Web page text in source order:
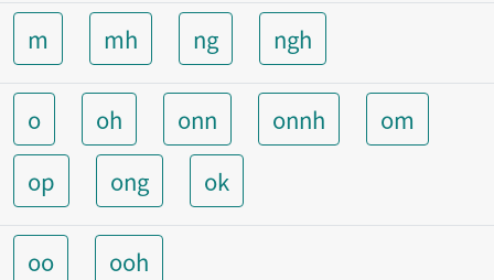
m mh ng ngh
o oh onn onnh
om
op
ong ok
oo ooh